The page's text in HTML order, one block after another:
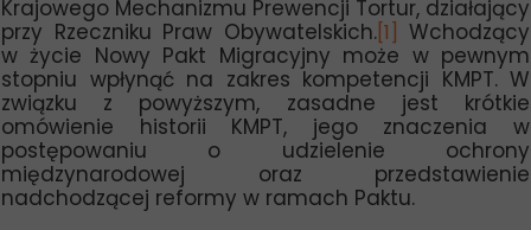
Krajowego Mechanizmu Prewencji Tortur, działający
przy Rzeczniku Praw Obywatelskich.[1]
Wchodzący
w życie Nowy Pakt Migracyjny może w pewnym
stopniu wpłynąć na zakres kompetencji KMPT. W
związku z powyższym, zasadne jest krótkie
omówienie historii KMPT, jego znaczenia w
postępowaniu o udzielenie ochrony
międzynarodowej oraz przedstawienie
nadchodzącej reformy w ramach Paktu.